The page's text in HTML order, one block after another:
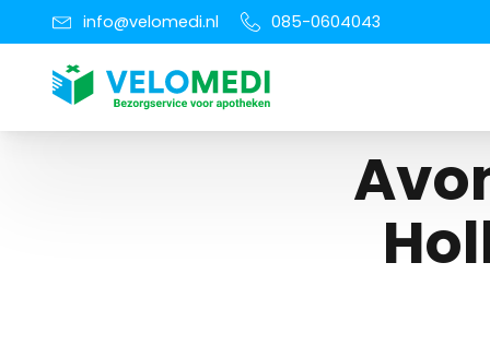
info@velomedi.nl 085-0604043